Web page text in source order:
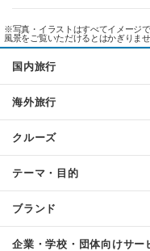
※写真・イラストはすべてイメージ
風景をご覧いただけるとはかぎりま
国内旅行
海外旅行
クルーズ
テーマ・目的
ブランド
企業・学校・団体向けサー